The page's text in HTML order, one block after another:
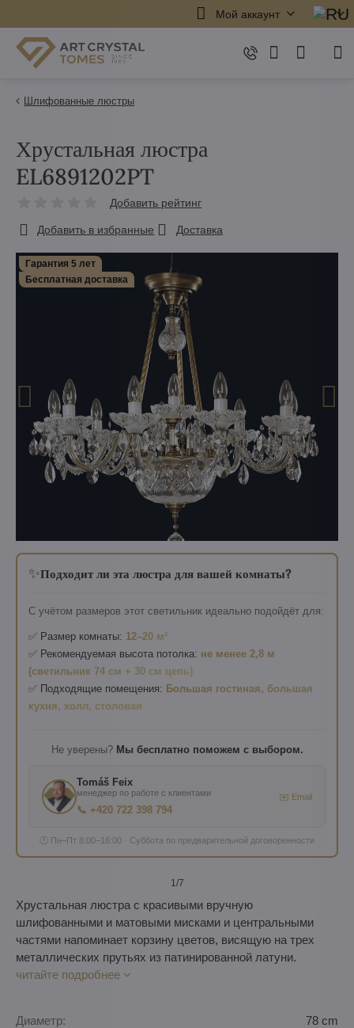
Мой аккаунт
Шлифованные люстры
Гарантия 5 лет
Бесплатная доставка
✨Подходит ли эта люстра для вашей комнаты?
С учётом размеров этот светильник идеально подойдёт для:
✅ Размер комнаты: 12–20 м²
✅ Рекомендуемая высота потолка: не менее 2,8 м
(светильник 74 см + 30 см цепь)
✅ Подходящие помещения: Большая гостиная, большая
кухня, холл, столовая
Не уверены? Мы бесплатно поможем с выбором.
Tomáš Feix
менеджер по работе с клиентами
📞 +420 722 398 794
✉️ Email
🕐 Пн–Пт 8:00–16:00 · Суббота по предварительной договоренности
1/7
Хрустальная люстра
EL6891202PT
Добавить рейтинг
Добавить в избранные Доставка
Хрустальная люстра с красивыми вручную
шлифованными и матовыми мисками и центральными
частями напоминает корзину цветов, висящую на трех
металлических прутьях из патинированной латуни.
читайте подробнее
Диаметр: 78 cm